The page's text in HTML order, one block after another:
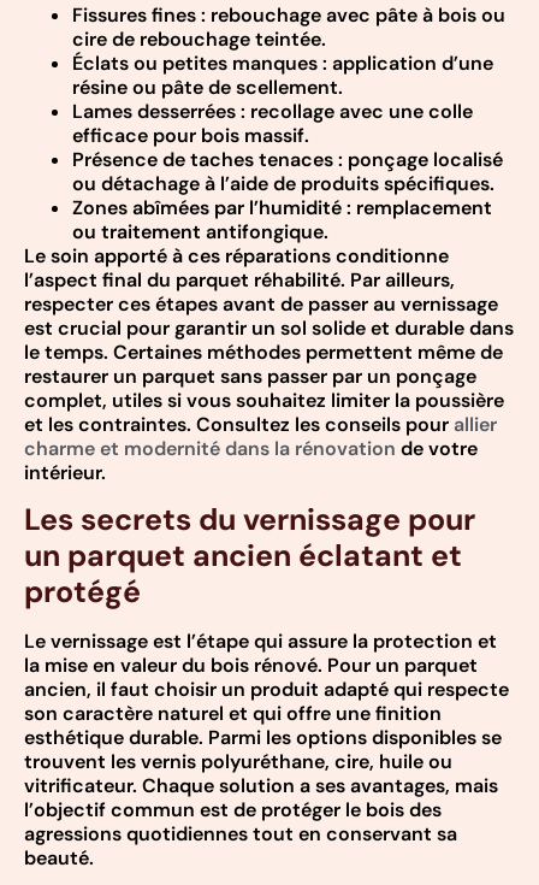
Fissures fines : rebouchage avec pâte à bois ou
cire de rebouchage teintée.
Éclats ou petites manques : application d’une
résine ou pâte de scellement.
Lames desserrées : recollage avec une colle
efficace pour bois massif.
Présence de taches tenaces : ponçage localisé
ou détachage à l’aide de produits spécifiques.
Zones abîmées par l’humidité : remplacement
ou traitement antifongique.
Le soin apporté à ces réparations conditionne
l’aspect final du parquet réhabilité. Par ailleurs,
respecter ces étapes avant de passer au vernissage
est crucial pour garantir un sol solide et durable dans
le temps. Certaines méthodes permettent même de
restaurer un parquet sans passer par un ponçage
complet, utiles si vous souhaitez limiter la poussière
et les contraintes. Consultez les conseils pour allier
charme et modernité dans la rénovation de votre
intérieur.
Les secrets du vernissage pour
un parquet ancien éclatant et
protégé
Le vernissage est l’étape qui assure la protection et
la mise en valeur du bois rénové. Pour un parquet
ancien, il faut choisir un produit adapté qui respecte
son caractère naturel et qui offre une finition
esthétique durable. Parmi les options disponibles se
trouvent les vernis polyuréthane, cire, huile ou
vitrificateur. Chaque solution a ses avantages, mais
l’objectif commun est de protéger le bois des
agressions quotidiennes tout en conservant sa
beauté.